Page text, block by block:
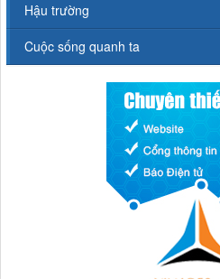
Hậu trường
Cuộc sống quanh ta